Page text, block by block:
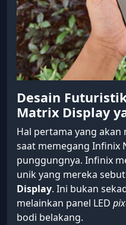
Desain
Matrix Display
Hal pertama yang
saat memegang Infinix
punggungnya. Infinix
unik yang mereka
Display. Ini bukan
melainkan panel LED
bodi belakang.